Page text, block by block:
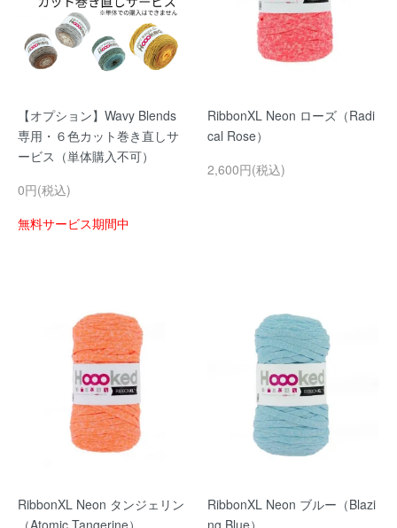
【オプション】Wavy Blends
専用・６色カット巻き直しサ
ービス（単体購入不可）
0円(税込)
無料サービス期間中
RibbonXL Neon ローズ（Radi
cal Rose）
2,600円(税込)
RibbonXL Neon タンジェリン
（Atomic Tangerine）
RibbonXL Neon ブルー（Blazi
ng Blue）